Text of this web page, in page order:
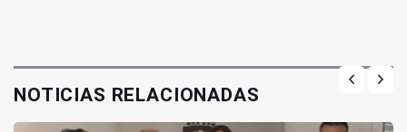
NOTICIAS RELACIONADAS